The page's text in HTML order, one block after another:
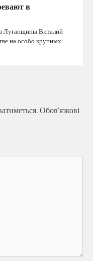
в
Луганщины Виталий
на особо крупных
Обов’язкові